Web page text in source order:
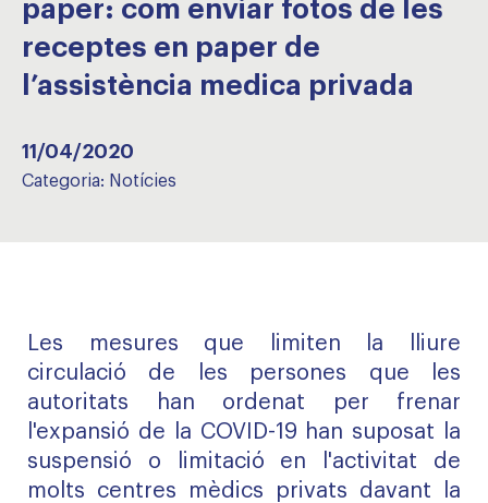
paper: com enviar fotos de les
receptes en paper de
l’assistència medica privada
11/04/2020
Categoria: Notícies
Les mesures que limiten la lliure
circulació de les persones que les
autoritats han ordenat per frenar
l'expansió de la COVID-19 han suposat la
suspensió o limitació en l'activitat de
molts centres mèdics privats davant la